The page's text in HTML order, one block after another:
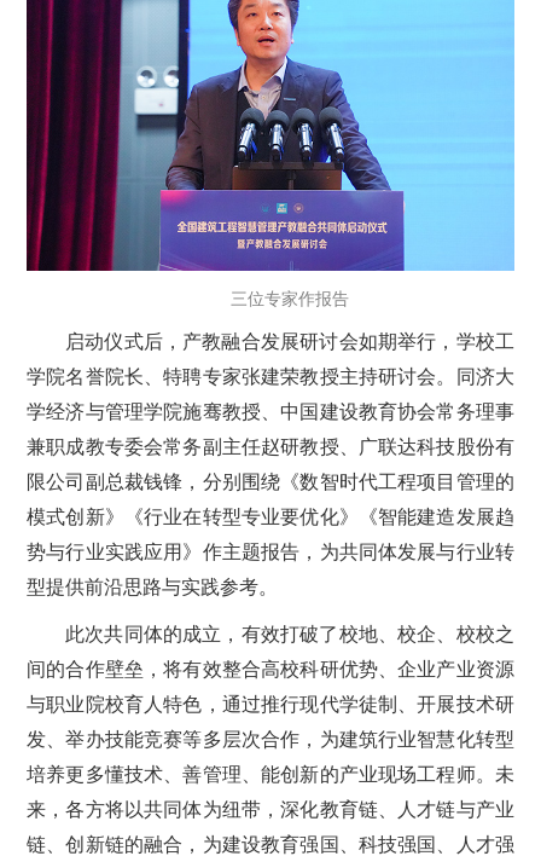
三位专家作报告
启动仪式后，产教融合发展研讨会如期举行，学校工
学院名誉院长、特聘专家张建荣教授主持研讨会。同济大
学经济与管理学院施骞教授、中国建设教育协会常务理事
兼职成教专委会常务副主任赵研教授、广联达科技股份有
限公司副总裁钱锋，分别围绕《数智时代工程项目管理的
模式创新》《行业在转型专业要优化》《智能建造发展趋
势与行业实践应用》作主题报告，为共同体发展与行业转
型提供前沿思路与实践参考。
此次共同体的成立，有效打破了校地、校企、校校之
间的合作壁垒，将有效整合高校科研优势、企业产业资源
与职业院校育人特色，通过推行现代学徒制、开展技术研
发、举办技能竞赛等多层次合作，为建筑行业智慧化转型
培养更多懂技术、善管理、能创新的产业现场工程师。未
来，各方将以共同体为纽带，深化教育链、人才链与产业
链、创新链的融合，为建设教育强国、科技强国、人才强